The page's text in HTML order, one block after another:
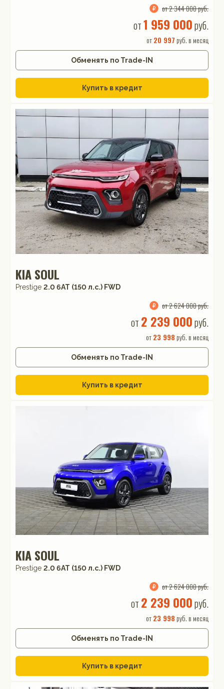
от 2 344 000 руб.
от1 959 000руб.
от20 997 руб. в месяц
Обменять по Trade-IN
Купить в кредит
KIA SOUL
Prestige 2.0 6АТ (150 л.с.) FWD
от 2 624 000 руб.
от 2 239 000руб.
от23 998 руб. в месяц
Обменять по Trade-IN
Купить в кредит
KIA SOUL
Prestige 2.0 6АТ (150 л.с.) FWD
от 2 624 000 руб.
от 2 239 000руб.
от23 998 руб. в месяц
Обменять по Trade-IN
Купить в кредит